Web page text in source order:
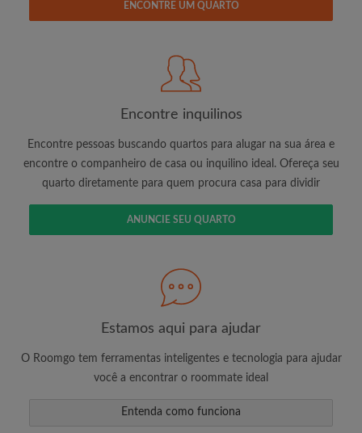
É 100% grátis!
Crie uma conta e comece a procurar
Envie mensagens ilimitadas para todos os
Solicite ilimitadas visitas aos quartos
changes de encontrar um quarto
ENCONTRE UM QUARTO
Encontre inquilinos
Encontre pessoas buscando quartos para alugar na sua área e
encontre o companheiro de casa ou inquilino ideal. Ofereça seu
quarto diretamente para quem procura casa para dividir
ANUNCIE SEU QUARTO
Estamos aqui para ajudar
O Roomgo tem ferramentas inteligentes e tecnologia para ajudar
você a encontrar o roommate ideal
Entenda como funciona